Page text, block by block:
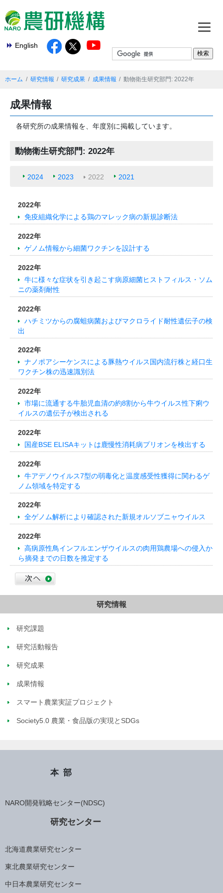
English
ホーム 研究情報 研究成果 成果情報 動物衛生研究部門: 2022年
成果情報
各研究所の成果情報を、年度別に掲載しています。
動物衛生研究部門: 2022年
2024 2023 2022 2021
2022年
免疫組織化学による鶏のマレック病の新規診断法
2022年
ゲノム情報から細菌ワクチンを設計する
2022年
牛に様々な症状を引き起こす病原細菌ヒストフィルス・ソム
ニの薬剤耐性
2022年
ハチミツからの腐蛆病菌およびマクロライド耐性遺伝子の検
出
2022年
ナノポアシーケンスによる豚熱ウイルス国内流行株と経口生
ワクチン株の迅速識別法
2022年
市場に流通する牛胎児血清の約8割から牛ウイルス性下痢ウ
イルスの遺伝子が検出される
2022年
国産BSE ELISAキットは鹿慢性消耗病プリオンを検出する
2022年
牛アデノウイルス7型の弱毒化と温度感受性獲得に関わるゲ
ノム領域を特定する
2022年
全ゲノム解析により確認された新規オルソブニャウイルス
2022年
高病原性鳥インフルエンザウイルスの肉用鶏農場への侵入か
ら摘発までの日数を推定する
研究情報
研究課題
研究活動報告
研究成果
成果情報
スマート農業実証プロジェクト
Society5.0 農業・食品版の実現とSDGs
本部
NARO開発戦略センター(NDSC)
研究センター
北海道農業研究センター
東北農業研究センター
中日本農業研究センター